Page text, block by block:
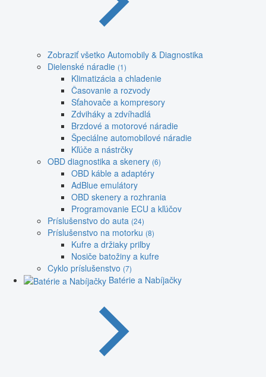
Zobraziť všetko Automobily & Diagnostika
Dielenské náradie (1)
Klimatizácia a chladenie
Časovanie a rozvody
Sťahovače a kompresory
Zdviháky a zdvíhadlá
Brzdové a motorové náradie
Špeciálne automobilové náradie
Kľúče a nástrčky
OBD diagnostika a skenery (6)
OBD káble a adaptéry
AdBlue emulátory
OBD skenery a rozhrania
Programovanie ECU a kľúčov
Príslušenstvo do auta (24)
Príslušenstvo na motorku (8)
Kufre a držiaky prilby
Nosiče batožiny a kufre
Cyklo príslušenstvo (7)
Batérie a Nabíjačky